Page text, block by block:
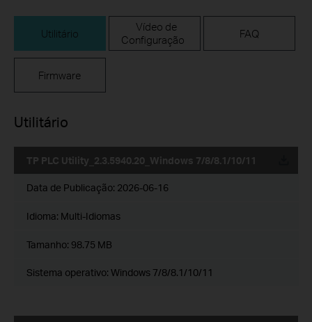
Utilitário
Vídeo de
Configuração
FAQ
Firmware
Utilitário
TP PLC Utility_2.3.5940.20_Windows 7/8/8.1/10/11
Data de Publicação: 2026-06-16
Idioma: Multi-Idiomas
Tamanho: 98.75 MB
Sistema operativo: Windows 7/8/8.1/10/11